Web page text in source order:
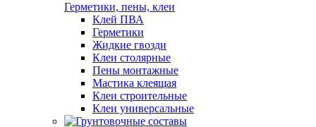
Герметики, пены, клеи
Клей ПВА
Герметики
Жидкие гвозди
Клеи столярные
Пены монтажные
Мастика клеящая
Клеи строительные
Клеи универсальные